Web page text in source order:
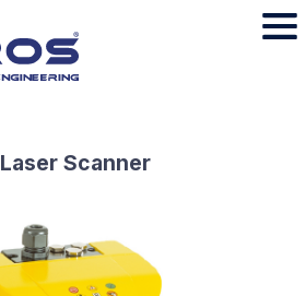
Laser Scanner